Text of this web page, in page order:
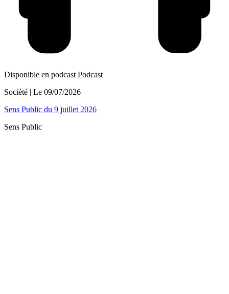
Disponible en podcast Podcast
Société | Le 09/07/2026
Sens Public du 9 juillet 2026
Sens Public